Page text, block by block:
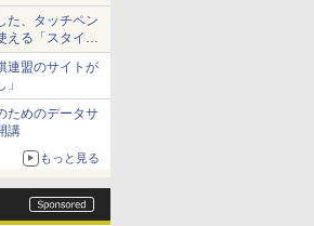
の写真や映像を
て
た、タッチペン
える「スタイラ
紙にも、持ち替
連盟のサイトが
」
ためのデータサ
講
もっと見る